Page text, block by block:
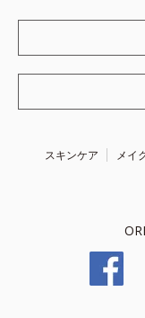
スキンケア メイ